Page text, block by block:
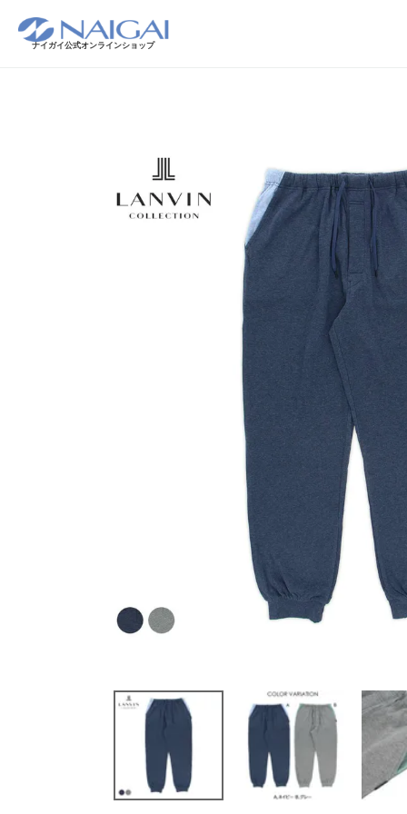
ナイガイ公式オンラインショップ